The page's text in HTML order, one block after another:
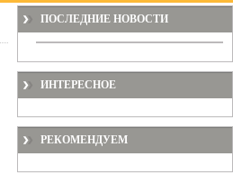
ПОСЛЕДНИЕ НОВОСТИ
ИНТЕРЕСНОЕ
РЕКОМЕНДУЕМ